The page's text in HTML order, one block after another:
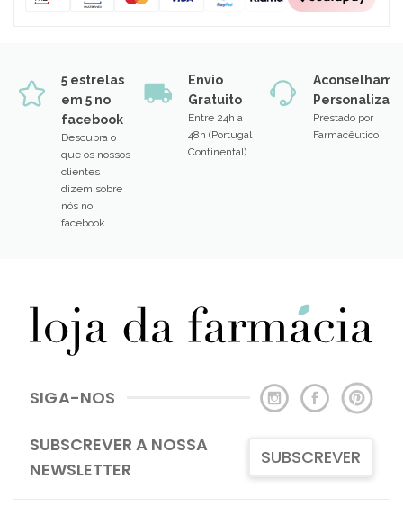
5 estrelas
em 5 no
facebook
Descubra o
que os nossos
clientes
dizem sobre
nós no
facebook
Envio
Gratuito
Entre 24h a
48h (Portugal
Continental)
Prestado por
Farmacêutico
SIGA-NOS
SUBSCREVER A NOSSA
NEWSLETTER
SUBSCREVER